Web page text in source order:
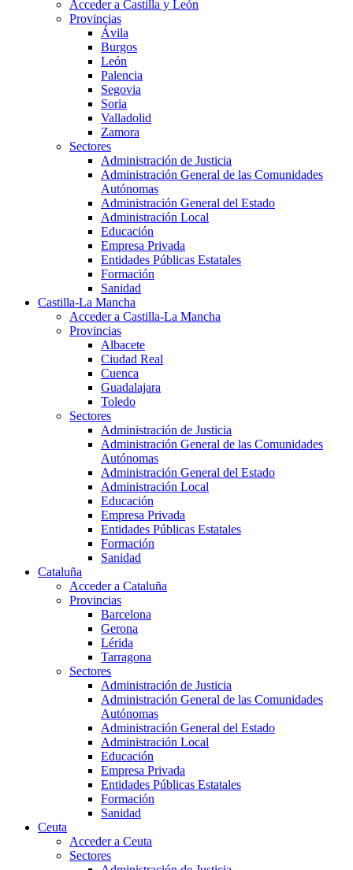
Acceder a Castilla y León
Provincias
Ávila
Burgos
León
Palencia
Segovia
Soria
Valladolid
Zamora
Sectores
Administración de Justicia
Administración General de las Comunidades
Autónomas
Administración General del Estado
Administración Local
Educación
Empresa Privada
Entidades Públicas Estatales
Formación
Sanidad
Castilla-La Mancha
Acceder a Castilla-La Mancha
Provincias
Albacete
Ciudad Real
Cuenca
Guadalajara
Toledo
Sectores
Administración de Justicia
Administración General de las Comunidades
Autónomas
Administración General del Estado
Administración Local
Educación
Empresa Privada
Entidades Públicas Estatales
Formación
Sanidad
Cataluña
Acceder a Cataluña
Provincias
Barcelona
Gerona
Lérida
Tarragona
Sectores
Administración de Justicia
Administración General de las Comunidades
Autónomas
Administración General del Estado
Administración Local
Educación
Empresa Privada
Entidades Públicas Estatales
Formación
Sanidad
Ceuta
Acceder a Ceuta
Sectores